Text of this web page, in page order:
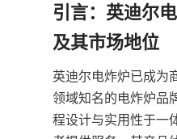
引言：英迪尔
英迪尔电炸炉已成为
领域知名的电炸炉品
程设计与实用性于一